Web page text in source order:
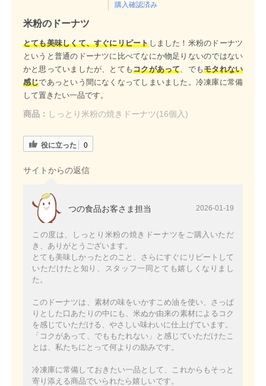
購入確認済み
米粉のドーナツ
とても美味しくて、すぐにリピートしました！米粉のドーナツ
というと普通のドーナツに比べてなにか物足りないのではない
かと思っていましたが、とてもコクがあって 、でもモタれない
感じであっという間になくなってしまいました。冷凍庫に常備
して置きたい一品です。
商品： しっとり米粉の焼きドーナツ(16個入)
役に立った 0
サイトからの返信
つの食品お客さま担当 2026-01-19
この度は、しっとり米粉の焼きドーナツをご購入いただ
き、ありがとうございます。
とても美味しかったとのこと、さらにすぐにリピートして
いただけたと知り、スタッフ一同とても嬉しくなりまし
た。
このドーナツは、素材の味をいかすこめ油を使い、さっぱ
りとした口あたりの中にも、米ぬか由来の素材によるコク
を感じていただける、やさしい味わいに仕上げています。
「コクがあって、でももたれない」と感じていただけたこ
とは、私たちにとって何よりの励みです。
冷凍庫に常備しておきたい一品として、これからもそっと
寄り添える商品でいられたら嬉しいです。